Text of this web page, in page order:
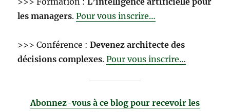
les managers.Pour vous inscrire…
>>> Conférence :Devenez architecte des
décisions complexes.Pour vous inscrire…
Abonnez-vous à ce blog pour recevoir les